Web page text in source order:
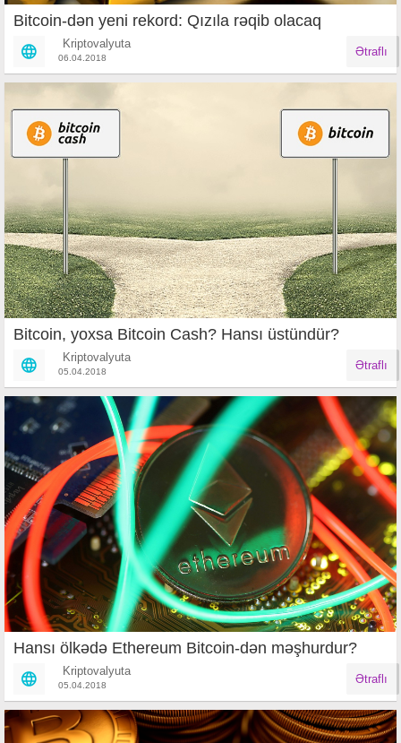
Bitcoin-dən yeni rekord: Qızıla rəqib olacaq
Kriptovalyuta
06.04.2018 Ətraflı
Bitcoin, yoxsa Bitcoin Cash? Hansı üstündür?
Kriptovalyuta
05.04.2018 Ətraflı
Hansı ölkədə Ethereum Bitcoin-dən məşhurdur?
Kriptovalyuta
05.04.2018 Ətraflı